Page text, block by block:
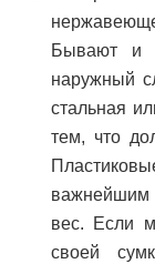
Бывают и
наружный
стальная
тем, что
важнейшим
вес. Если
своей